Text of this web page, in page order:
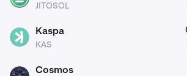
JITOSOL
KAS Kaspa
KAS
Cosmos